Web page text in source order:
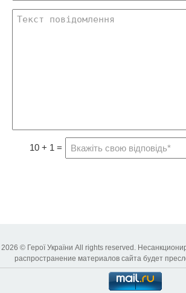
10 + 1 =
2026 © Герої України All rights reserved.
распространение материалов сайта будет